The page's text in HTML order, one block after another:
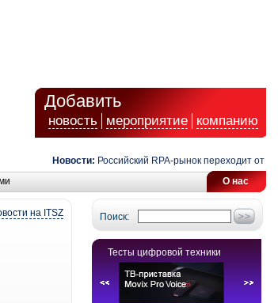
Добавить
новость мероприятие компанию
Новости: Российский RPA-рынок переходит от
О нас
Поиск:
Тесты цифровой техники
на ITSZ